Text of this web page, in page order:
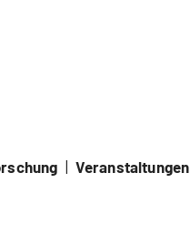
| Veranstaltungen